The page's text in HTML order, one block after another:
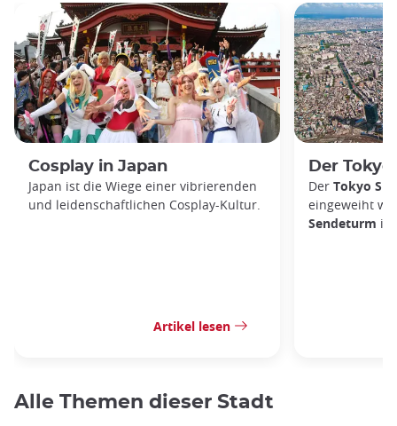
Cosplay in Japan
Japan ist die Wiege einer vibrierenden
und leidenschaftlichen Cosplay-Kultur.
Artikel lesen
Der
Der Tokyo
eingeweiht
Sendeturm
Alle Themen dieser Stadt